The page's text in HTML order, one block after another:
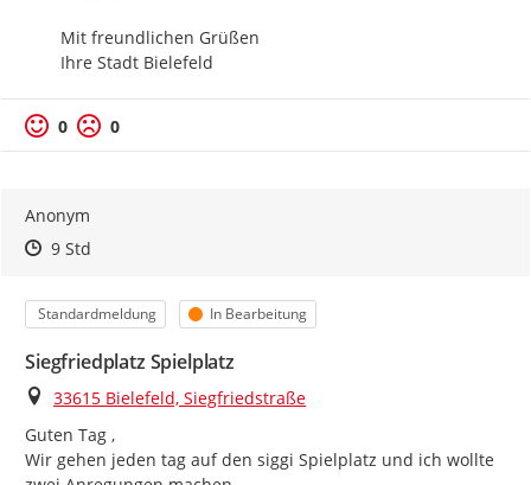
Mit freundlichen Grüßen
Ihre Stadt Bielefeld
0 0
Anonym
Zeitpunkt des Erstellens
Zeitpunkt des Erstellens
9 StdZur Äußerung
Kategorie
Standardmeldung Status
In Bearbeitung
Siegfriedplatz Spielplatz
Ort
33615 Bielefeld, Siegfriedstraße
Guten Tag ,
Wir gehen jeden tag auf den siggi Spielplatz und ich wollte